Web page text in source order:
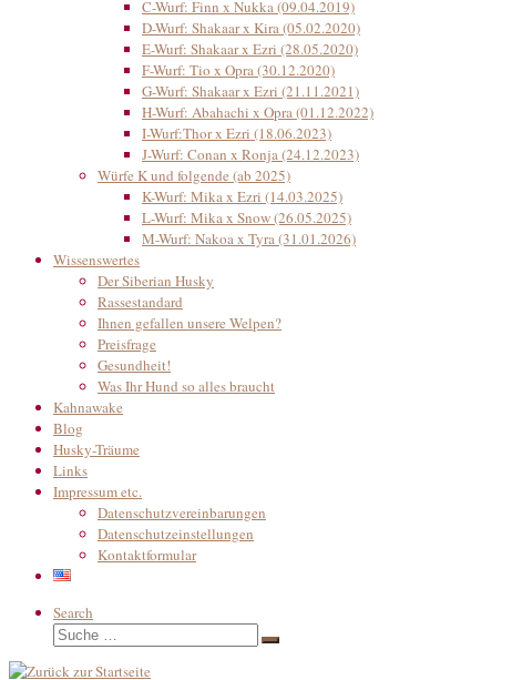
C-Wurf: Finn x Nukka (09.04.2019)
D-Wurf: Shakaar x Kira (05.02.2020)
E-Wurf: Shakaar x Ezri (28.05.2020)
F-Wurf: Tio x Opra (30.12.2020)
G-Wurf: Shakaar x Ezri (21.11.2021)
H-Wurf: Abahachi x Opra (01.12.2022)
I-Wurf:Thor x Ezri (18.06.2023)
J-Wurf: Conan x Ronja (24.12.2023)
Würfe K und folgende (ab 2025)
K-Wurf: Mika x Ezri (14.03.2025)
L-Wurf: Mika x Snow (26.05.2025)
M-Wurf: Nakoa x Tyra (31.01.2026)
Wissenswertes
Der Siberian Husky
Rassestandard
Ihnen gefallen unsere Welpen?
Preisfrage
Gesundheit!
Was Ihr Hund so alles braucht
Kahnawake
Blog
Husky-Träume
Links
Impressum etc.
Datenschutzvereinbarungen
Datenschutzeinstellungen
Kontaktformular
Search
Suche
Suche